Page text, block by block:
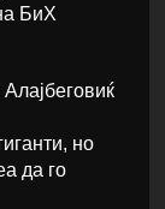
БиХ
но
да го